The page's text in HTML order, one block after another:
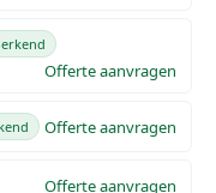
erkend
Offerte aanvragen
Offerte aanvragen
Offerte aanvragen